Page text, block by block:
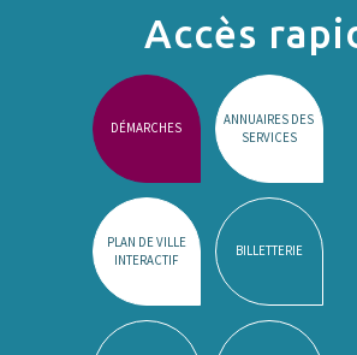
Accès
DÉMARCHES
ANNUAIRES DES
SERVICES
PLAN DE VILLE
INTERACTIF
BILLETTERIE